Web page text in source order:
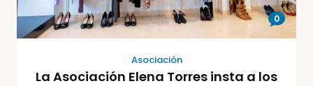
0
Asociación
La Asociación Elena Torres insta a los